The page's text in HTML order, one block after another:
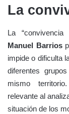
La
La
Manuel Barrios
impide o dificulta
diferentes
mismo
relevante al
situación de los